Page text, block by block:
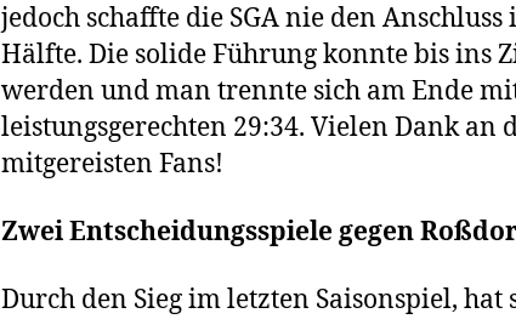
jedoch schaffte die SGA nie den
Hälfte. Die solide Führung konnte bis ins
werden und man trennte sich am Ende
leistungsgerechten 29:34. Vielen Dank an
mitgereisten Fans!
Zwei Entscheidungsspiele gegen
Durch den Sieg im letzten Saisonspiel, hat